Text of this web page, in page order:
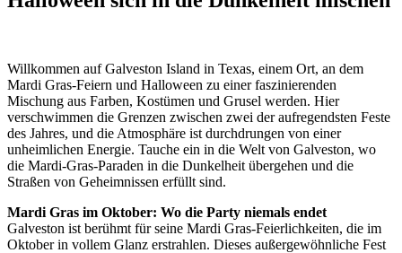
Willkommen auf Galveston Island in Texas, einem Ort, an dem
Mardi Gras-Feiern und Halloween zu einer faszinierenden
Mischung aus Farben, Kostümen und Grusel werden. Hier
verschwimmen die Grenzen zwischen zwei der aufregendsten Feste
des Jahres, und die Atmosphäre ist durchdrungen von einer
unheimlichen Energie. Tauche ein in die Welt von Galveston, wo
die Mardi-Gras-Paraden in die Dunkelheit übergehen und die
Straßen von Geheimnissen erfüllt sind.
Mardi Gras im Oktober: Wo die Party niemals endet
Galveston ist berühmt für seine Mardi Gras-Feierlichkeiten, die im
Oktober in vollem Glanz erstrahlen. Dieses außergewöhnliche Fest